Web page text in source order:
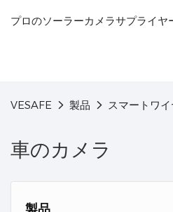
プロのソーラーカメラサプライヤ
VESAFE 製品 スマートワ
車のカメラ